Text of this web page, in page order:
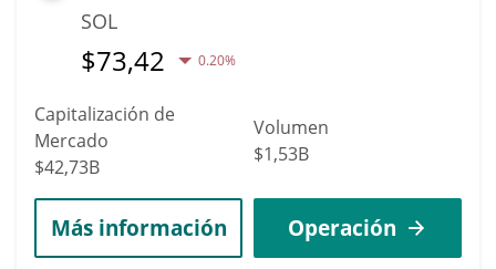
SOL
$73,42 0.20%
Capitalización de
Mercado
$42,73B
Volumen
$1,53B
Más información Operación